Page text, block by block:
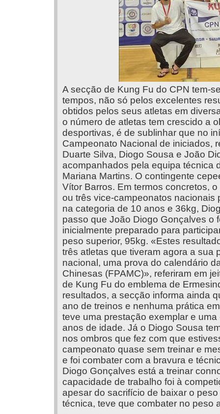
A secção de Kung Fu do CPN tem-
tempos, não só pelos excelentes
obtidos pelos seus atletas em
o número de atletas tem crescido a
desportivas, é de sublinhar que no
Campeonato Nacional de iniciados,
Duarte Silva, Diogo Sousa e João
acompanhados pela equipa técnica
Mariana Martins. O contingente
Vítor Barros. Em termos concretos,
ou três vice-campeonatos nacionais
na categoria de 10 anos e 36kg,
passo que João Diogo Gonçalves o
inicialmente preparado para
peso superior, 95kg. «Estes
três atletas que tiveram agora a sua
nacional, uma prova do calendário
Chinesas (FPAMC)», referiram em
de Kung Fu do emblema de
resultados, a secção informa ainda
ano de treinos e nenhuma prática
teve uma prestação exemplar e
anos de idade. Já o Diogo Sousa
nos ombros que fez com que
campeonato quase sem treinar e
e foi combater com a bravura e
Diogo Gonçalves está a treinar
capacidade de trabalho foi à
apesar do sacrifício de baixar o
técnica, teve que combater no peso